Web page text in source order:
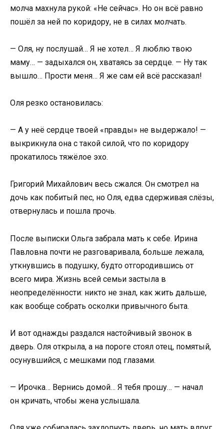
молча махнула рукой: «Не сейчас». Но он всё равно
пошёл за ней по коридору, не в силах молчать.
— Оля, ну послушай… Я не хотел… Я люблю твою
маму… — задыхался он, хватаясь за сердце. — Ну так
вышло… Прости меня… Я же сам ей всё рассказал!
Оля резко остановилась:
— А у неё сердце твоей «правды» не выдержало! —
выкрикнула она с такой силой, что по коридору
прокатилось тяжёлое эхо.
Григорий Михайлович весь сжался. Он смотрел на
дочь как побитый пес, но Оля, едва сдерживая слёзы,
отвернулась и пошла прочь.
После выписки Ольга забрала мать к себе. Ирина
Павловна почти не разговаривала, больше лежала,
уткнувшись в подушку, будто отгородившись от
всего мира. Жизнь всей семьи застыла в
неопределённости: никто не знал, как жить дальше,
как вообще собрать осколки привычного быта.
И вот однажды раздался настойчивый звонок в
дверь. Оля открыла, а на пороге стоял отец, помятый,
осунувшийся, с мешками под глазами.
— Ирочка… Вернись домой… Я тебя прошу… — начал
он кричать, чтобы жена услышала.